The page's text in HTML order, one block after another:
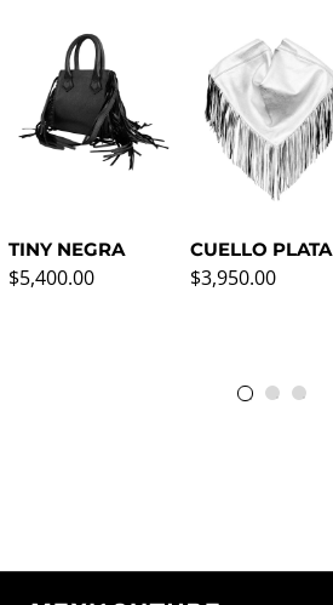
TINY NEGRA
Precio normal
$5,400.00
CUELLO PLATA
Precio normal
$3,950.00